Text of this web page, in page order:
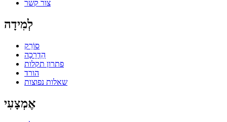
צור קשר
לְמִידָה
סוֹרֵק
הַדְרָכָה
פתרון תקלות
הורד
שאלות נפוצות
אֶמְצָעִי